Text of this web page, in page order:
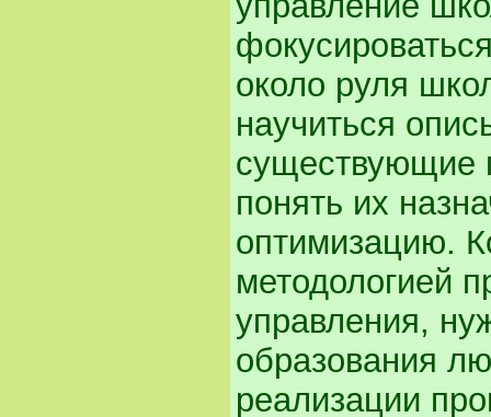
около руля
научиться
существующие
понять их
оптимизацию.
методологией
управления,
образования
реализации